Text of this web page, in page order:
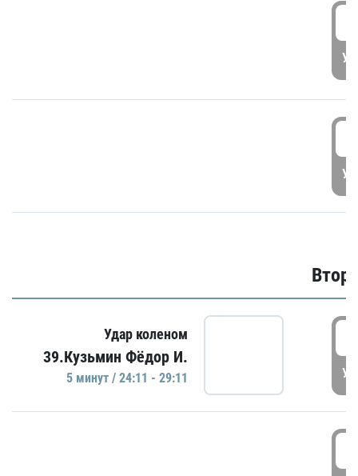
Удар коленом
39.Кузьмин Фёдор И.
5 минут / 24:11 - 29:11